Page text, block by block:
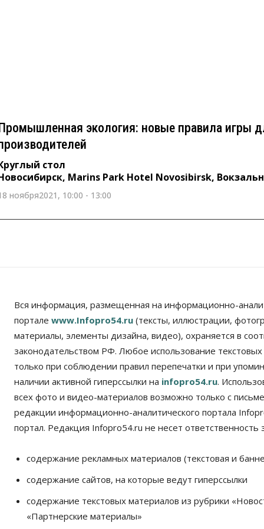
экология: новые правила игры
стол
Marins Park Hotel Novosibirsk,
ноября2021, 10:00 - 13:00
Вся информация, размещенная на информационно-
портале www.Infopro54.ru (тексты, иллюстрации,
материалы, элементы дизайна, видео), охраняется в
законодательством РФ. Любое использование текстовых
только при соблюдении правил перепечатки и при
наличии активной гиперссылки на infopro54.ru.
всех фото и видео-материалов возможно только с
редакции информационно-аналитического портала
портал. Редакция Infopro54.ru не несет ответственность
содержание рекламных материалов (текстовая и
содержание сайтов, на которые ведут гиперссылки
содержание текстовых материалов из рубрики
«Партнерские материалы»